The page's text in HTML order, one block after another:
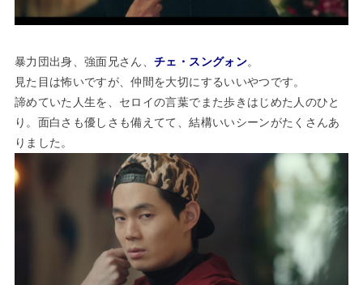
暴力団出身、強面兄さん、チェ・スングォン。
見た目は怖いですが、仲間を大切にするいいやつです。
諦めていた人生を、セロイの言葉でまた歩きはじめた人のひと
り。面白さも優しさも備えてて、結構いいシーンがたくさんあ
りました。